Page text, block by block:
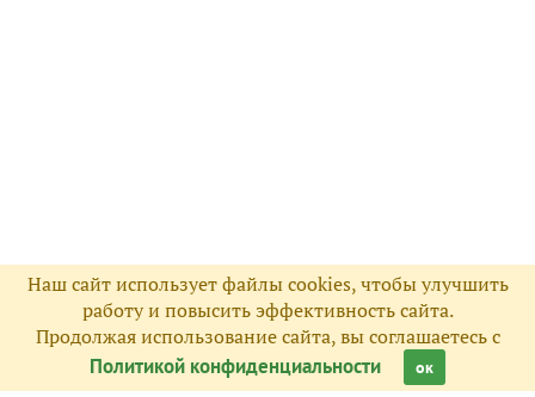
Наш сайт использует файлы cookies, чтобы улучшить
работу и повысить эффективность сайта.
Продолжая использование сайта, вы соглашаетесь с
Политикой конфиденциальности
ок